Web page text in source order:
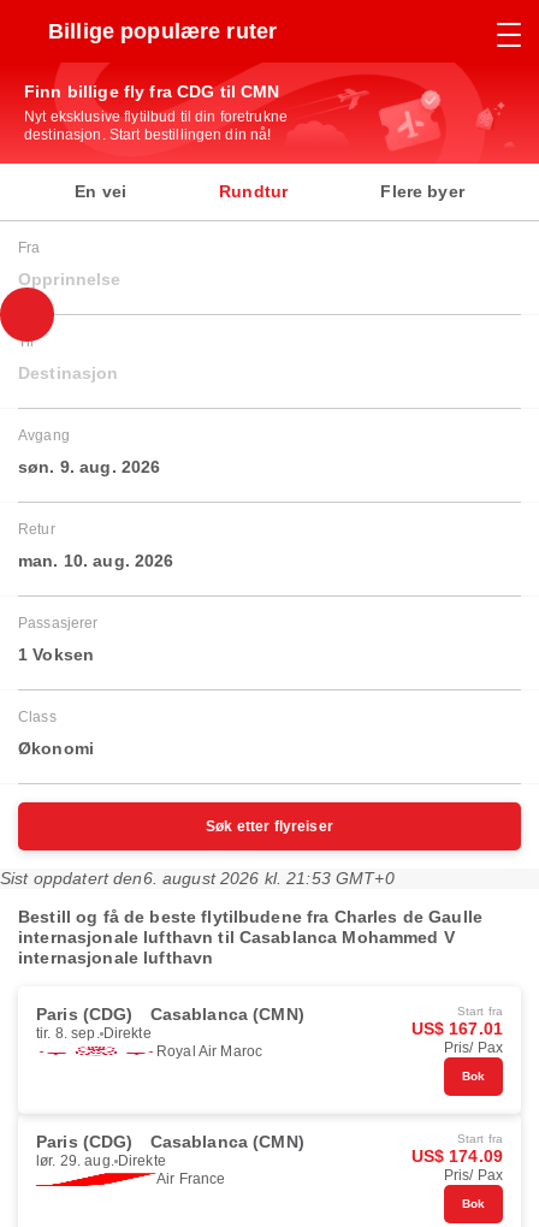
Billige populære ruter
Finn billige fly fra CDG til CMN
Nyt eksklusive flytilbud til din foretrukne
destinasjon. Start bestillingen din nå!
En vei Rundtur Flere byer
Fra
Opprinnelse
Til
Destinasjon
Avgang
søn. 9. aug. 2026
Retur
man. 10. aug. 2026
Passasjerer
1 Voksen
Class
Økonomi
Søk etter flyreiser
Sist oppdatert den6. august 2026 kl. 21:53 GMT+0
Bestill og få de beste flytilbudene fra Charles de Gaulle
internasjonale lufthavn til Casablanca Mohammed V
internasjonale lufthavn
Paris (CDG) Casablanca (CMN)
tir. 8. sep. Direkte
Royal Air Maroc
Start fra
US$ 167.01
Pris/ Pax
Bok
Paris (CDG) Casablanca (CMN)
lør. 29. aug. Direkte
Air France
Start fra
US$ 174.09
Pris/ Pax
Bok